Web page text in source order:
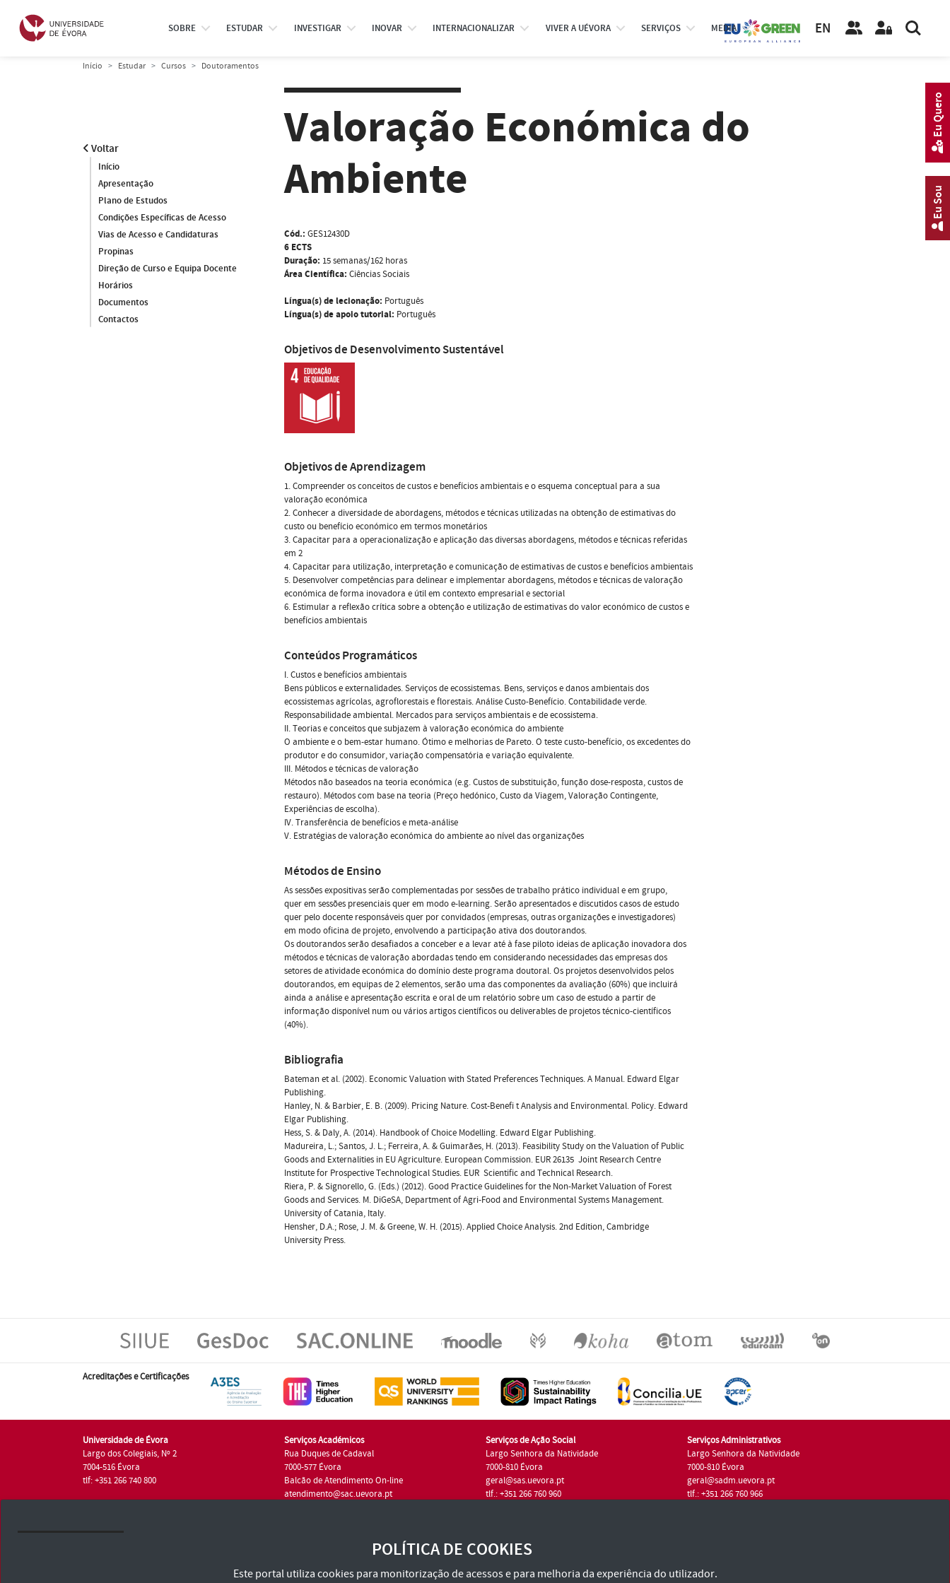
SOBRE ESTUDAR INVESTIGAR INOVAR INTERNACIONALIZAR VIVER A UÉVORA SERVIÇOS MEDIA EN
Início Estudar Cursos Doutoramentos
Voltar
Início
Apresentação
Plano de Estudos
Condições Específicas de Acesso
Vias de Acesso e Candidaturas
Propinas
Direção de Curso e Equipa Docente
Horários
Documentos
Contactos
Valoração Económica do
Ambiente
Cód.: GES12430D
6 ECTS
Duração: 15 semanas/162 horas
Área Científica: Ciências Sociais
Língua(s) de lecionação: Português
Língua(s) de apoio tutorial: Português
Objetivos de Desenvolvimento Sustentável
Objetivos de Aprendizagem
1. Compreender os conceitos de custos e benefícios ambientais e o esquema conceptual para a sua
valoração económica
2. Conhecer a diversidade de abordagens, métodos e técnicas utilizadas na obtenção de estimativas do
custo ou benefício económico em termos monetários
3. Capacitar para a operacionalização e aplicação das diversas abordagens, métodos e técnicas referidas
em 2
4. Capacitar para utilização, interpretação e comunicação de estimativas de custos e benefícios ambientais
5. Desenvolver competências para delinear e implementar abordagens, métodos e técnicas de valoração
económica de forma inovadora e útil em contexto empresarial e sectorial
6. Estimular a reflexão crítica sobre a obtenção e utilização de estimativas do valor económico de custos e
benefícios ambientais
Conteúdos Programáticos
I. Custos e benefícios ambientais
Bens públicos e externalidades. Serviços de ecossistemas. Bens, serviços e danos ambientais dos
ecossistemas agrícolas, agroflorestais e florestais. Análise Custo-Benefício. Contabilidade verde.
Responsabilidade ambiental. Mercados para serviços ambientais e de ecossistema.
II. Teorias e conceitos que subjazem à valoração económica do ambiente
O ambiente e o bem-estar humano. Ótimo e melhorias de Pareto. O teste custo-benefício, os excedentes do
produtor e do consumidor, variação compensatória e variação equivalente.
III. Métodos e técnicas de valoração
Métodos não baseados na teoria económica (e.g. Custos de substituição, função dose-resposta, custos de
restauro). Métodos com base na teoria (Preço hedónico, Custo da Viagem, Valoração Contingente,
Experiências de escolha).
IV. Transferência de benefícios e meta-análise
V. Estratégias de valoração económica do ambiente ao nível das organizações
Métodos de Ensino
As sessões expositivas serão complementadas por sessões de trabalho prático individual e em grupo,
quer em sessões presenciais quer em modo e-learning. Serão apresentados e discutidos casos de estudo
quer pelo docente responsáveis quer por convidados (empresas, outras organizações e investigadores)
em modo oficina de projeto, envolvendo a participação ativa dos doutorandos.
Os doutorandos serão desafiados a conceber e a levar até à fase piloto ideias de aplicação inovadora dos
métodos e técnicas de valoração abordadas tendo em considerando necessidades das empresas dos
setores de atividade económica do domínio deste programa doutoral. Os projetos desenvolvidos pelos
doutorandos, em equipas de 2 elementos, serão uma das componentes da avaliação (60%) que incluirá
ainda a análise e apresentação escrita e oral de um relatório sobre um caso de estudo a partir de
informação disponível num ou vários artigos científicos ou deliverables de projetos técnico-científicos
(40%).
Bibliografia
Bateman et al. (2002). Economic Valuation with Stated Preferences Techniques. A Manual. Edward Elgar
Publishing.
Hanley, N. & Barbier, E. B. (2009). Pricing Nature. Cost-Benefi t Analysis and Environmental. Policy. Edward
Elgar Publishing.
Hess, S. & Daly, A. (2014). Handbook of Choice Modelling. Edward Elgar Publishing.
Madureira, L.; Santos, J. L.; Ferreira, A. & Guimarães, H. (2013). Feasibility Study on the Valuation of Public
Goods and Externalities in EU Agriculture. European Commission. EUR 26135  Joint Research Centre 
Institute for Prospective Technological Studies. EUR  Scientific and Technical Research.
Riera, P. & Signorello, G. (Eds.) (2012). Good Practice Guidelines for the Non-Market Valuation of Forest
Goods and Services. M. DiGeSA, Department of Agri-Food and Environmental Systems Management.
University of Catania, Italy.
Hensher, D.A.; Rose, J. M. & Greene, W. H. (2015). Applied Choice Analysis. 2nd Edition, Cambridge
University Press.
Acreditações e Certificações
Universidade de Évora
Largo dos Colegiais, Nº 2
7004-516 Évora
tlf: +351 266 740 800
Serviços Académicos
Rua Duques de Cadaval
7000-577 Évora
Balcão de Atendimento On-line
atendimento@sac.uevora.pt
Serviços de Ação Social
Largo Senhora da Natividade
7000-810 Évora
geral@sas.uevora.pt
tlf.: +351 266 760 960
Serviços Administrativos
Largo Senhora da Natividade
7000-810 Évora
geral@sadm.uevora.pt
tlf.: +351 266 760 966
Consulte os Termos e Condições e Política de Privacidade
Eu Sou
Eu Quero
POLÍTICA DE COOKIES
Este portal utiliza cookies para monitorização de acessos e para melhoria da experiência do utilizador.